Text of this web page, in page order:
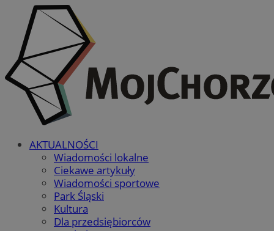
AKTUALNOŚCI
Wiadomości lokalne
Ciekawe artykuły
Wiadomości sportowe
Park Śląski
Kultura
Dla przedsiębiorców